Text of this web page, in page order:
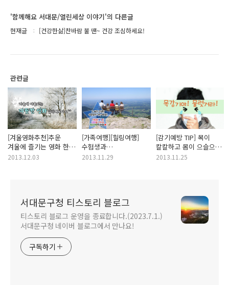
'함께해요 서대문/열린세상 이야기'의 다른글
현재글 [건강한삶]찬바람 불 땐~ 건강 조심하세요!
관련글
[겨울영화추천]추운
겨울에 즐기는 영화 한
편의 따뜻한 감동!을
2013.12.03
[가족여행][힐링여행]
수험생과
가족여러분들을 위한
2013.11.29
[감기예방 TIP] 목이
칼칼하고 몸이 으슬으슬,
지독한 목감기에 걸리지
2013.11.25
서대문구청 티스토리 블로그
티스토리 블로그 운영을 종료합니다.(2023.7.1.)
서대문구청 네이버 블로그에서 만나요!
구독하기